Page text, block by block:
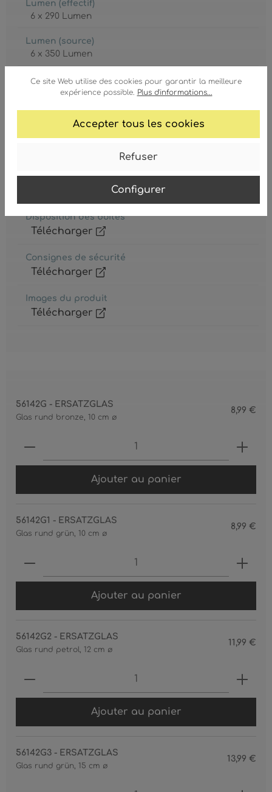
Ce site Web utilise des cookies pour garantir la meilleure
expérience possible. Plus d'informations...
Accepter tous les cookies
Refuser
Configurer
Lumen (effectif)
6 x 290 Lumen
Lumen (source)
6 x 350 Lumen
Tension
230 Volt
Mode d'emploi
Disposition des boîtes
Télécharger
Consignes de sécurité
Télécharger
Images du produit
Télécharger
56142G - ERSATZGLAS
Glas rund bronze, 10 cm ø
8,99 €
Produkt Anzahl: Gib den
Ajouter au panier
56142G1 - ERSATZGLAS
Glas rund grün, 10 cm ø
8,99 €
Produkt Anzahl: Gib den
Ajouter au panier
56142G2 - ERSATZGLAS
Glas rund petrol, 12 cm ø
11,99 €
Produkt Anzahl: Gib den
Ajouter au panier
56142G3 - ERSATZGLAS
Glas rund grün, 15 cm ø
13,99 €